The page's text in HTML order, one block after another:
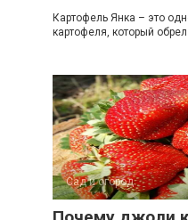
Картофель Янка – это
картофеля, который
Сад и огород